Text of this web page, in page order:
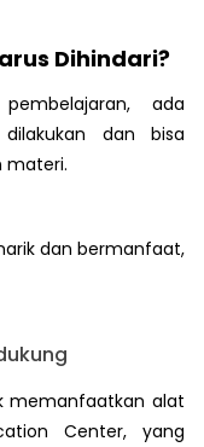
Dihindari?
ada
dan bisa
materi.
dan bermanfaat,
memanfaatkan alat
Center, yang